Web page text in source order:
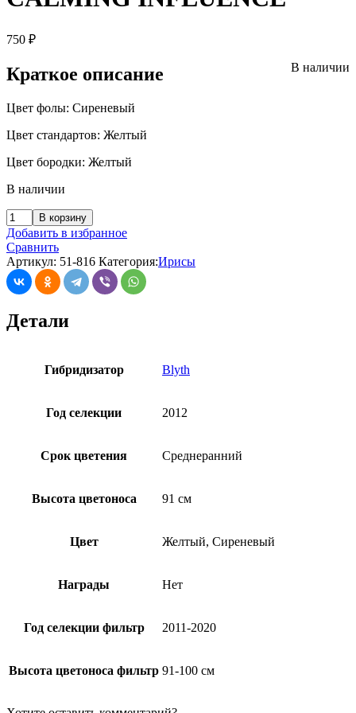
750 ₽
В наличии
Краткое описание
Цвет фолы: Сиреневый
Цвет стандартов: Желтый
Цвет бородки: Желтый
В наличии
В корзину
Добавить в избранное
Сравнить
Артикул: 51-816 Категория:Ирисы
Детали
Гибридизатор Blyth
Год селекции 2012
Срок цветения Среднеранний
Высота цветоноса 91 см
Цвет Желтый, Сиреневый
Награды Нет
Год селекции фильтр 2011-2020
Высота цветоноса фильтр 91-100 см